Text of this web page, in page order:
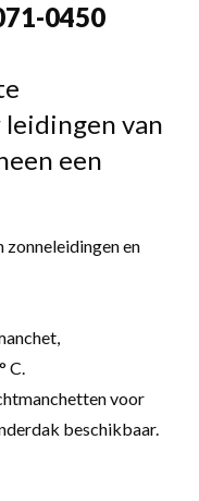
0450
van
een
zonneleidingen en
C.
voor
beschikbaar.